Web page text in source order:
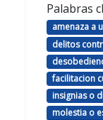
Palabras
amenaza a
delitos
facilitacion
insignias o
molestia o